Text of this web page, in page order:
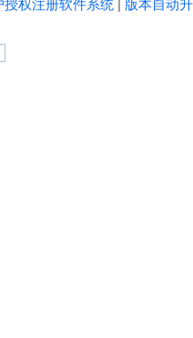
授权注册软件系统 | 版本自动